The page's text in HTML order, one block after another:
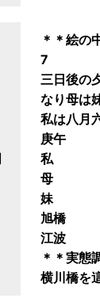
＊＊絵の
7
三日後の
なり母は
私は八月
庚午
私
母
妹
旭橋
江波
＊＊実態
横川橋を